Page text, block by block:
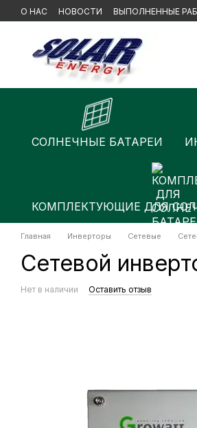
Перейти к основному контенту
О НАС НОВОСТИ ВЫПОЛНЕННЫЕ
СОЛНЕЧНЫЕ БАТАРЕИ
КОМПЛЕКТУЮЩИЕ ДЛЯ
Главная Инверторы Сетевые
Сетевой
Нет в наличии Оставить отзыв